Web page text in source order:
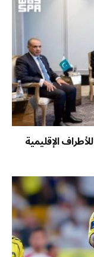
الإقليمية